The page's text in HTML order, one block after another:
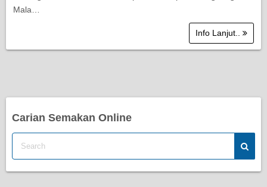
Mala…
Info Lanjut..
Carian Semakan Online